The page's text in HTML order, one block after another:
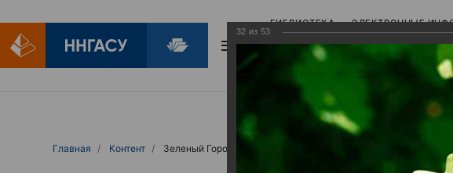
БИБЛИОТЕКА ЭЛЕКТРОННЫЕ
Главная Контент Зеленый Город
32 из 53